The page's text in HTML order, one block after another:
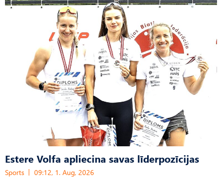
Estere Volfa apliecina savas līderpozīcijas
Sports 09:12, 1. Aug, 2026